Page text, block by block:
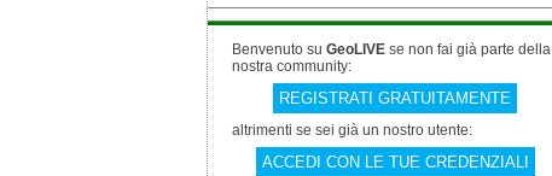
Benvenuto su GeoLIVE se non fai già parte della
nostra community:
REGISTRATI GRATUITAMENTE
altrimenti se sei già un nostro utente:
ACCEDI CON LE TUE CREDENZIALI